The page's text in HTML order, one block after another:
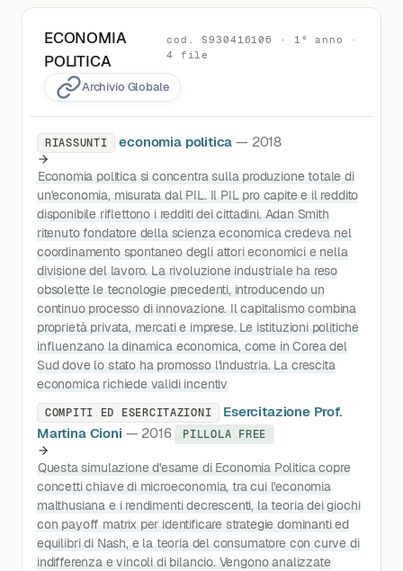
ECONOMIA
POLITICA
cod. S930416106 · 1° anno ·
4 file
Archivio Globale
RIASSUNTI economia politica— 2018
Economia politica si concentra sulla produzione totale di
un'economia, misurata dal PIL. Il PIL pro capite e il reddito
disponibile riflettono i redditi dei cittadini. Adan Smith
ritenuto fondatore della scienza economica credeva nel
coordinamento spontaneo degli attori economici e nella
divisione del lavoro. La rivoluzione industriale ha reso
obsolette le tecnologie precedenti, introducendo un
continuo processo di innovazione. Il capitalismo combina
proprietà privata, mercati e imprese. Le istituzioni politiche
influenzano la dinamica economica, come in Corea del
Sud dove lo stato ha promosso l'industria. La crescita
economica richiede validi incentiv
COMPITI ED ESERCITAZIONI
Esercitazione Prof.
Martina Cioni — 2016 PILLOLA FREE
Questa simulazione d'esame di Economia Politica copre
concetti chiave di microeconomia, tra cui l'economia
malthusiana e i rendimenti decrescenti, la teoria dei giochi
con payoff matrix per identificare strategie dominanti ed
equilibri di Nash, e la teoria del consumatore con curve di
indifferenza e vincoli di bilancio. Vengono analizzate